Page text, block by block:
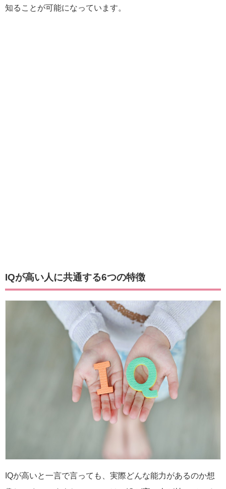
知ることが可能になっています。
IQが高い人に共通する6つの特徴
IQが高いと一言で言っても、実際どんな能力があるのか想